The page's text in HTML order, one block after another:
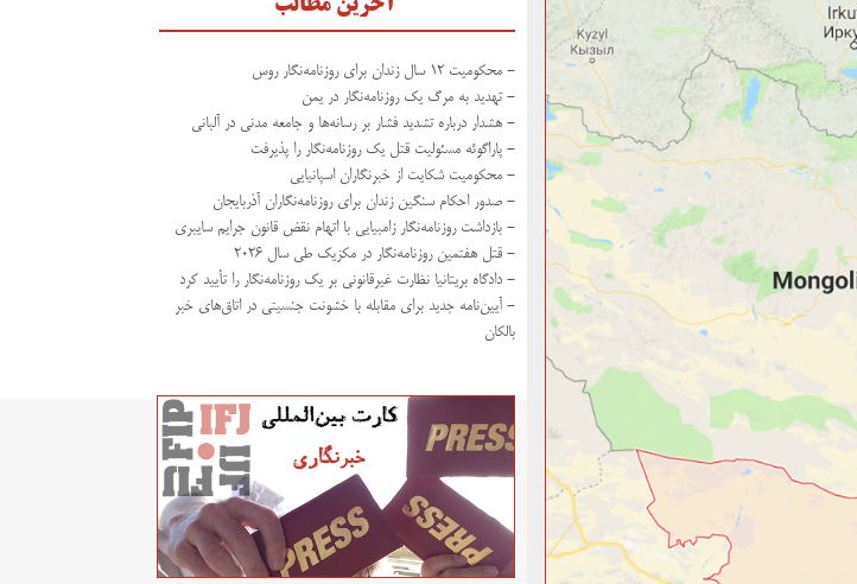
آخرین مطالب
- محکومیت ۱۲ سال زندان برای روزنامه‌نگار روس
- تهدید به مرگ یک روزنامه‌نگار در یمن
- هشدار درباره تشدید فشار بر رسانه‌ها و جامعه مدنی در آلبانی
- پاراگوئه مسئولیت قتل یک روزنامه‌نگار را پذیرفت
- محکومیت شکایت از خبرنگاران اسپانیایی
- صدور احکام سنگین زندان برای روزنامه‌نگاران آذربایجان
- بازداشت روزنامه‌نگار زامبیایی با اتهام نقض قانون جرایم سایبری
- قتل هفتمین روزنامه‌نگار در مکزیک طی سال ۲۰۲۶
- دادگاه بریتانیا نظارت غیرقانونی بر یک روزنامه‌نگار را تأیید کرد
- آیین‌نامه جدید برای مقابله با خشونت جنسیتی در اتاق‌های خبر
بالکان